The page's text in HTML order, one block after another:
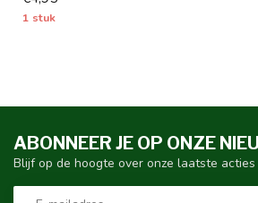
1 stuk
ABONNEER JE OP ONZE
Blijf op de hoogte over onze laatste acties